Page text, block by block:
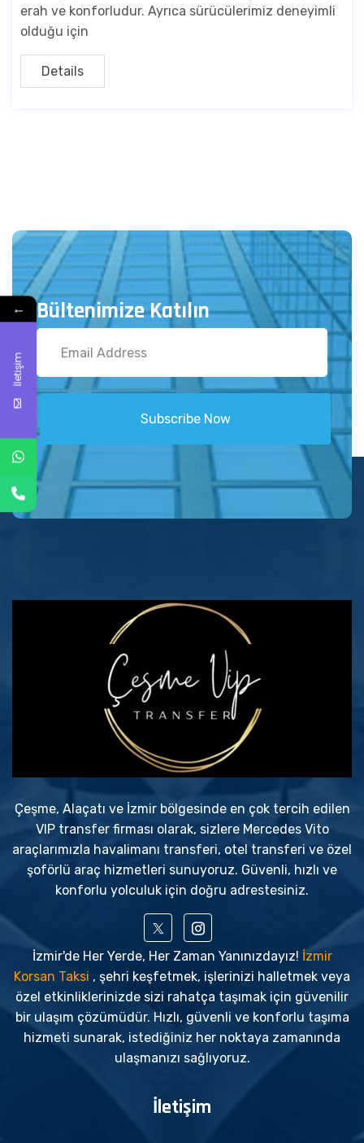
erah ve konforludur. Ayrıca sürücülerimiz deneyimli
olduğu için
Details
Bültenimize Katılın
Subscribe Now
Çeşme, Alaçatı ve İzmir bölgesinde en çok tercih edilen
VIP transfer firması olarak, sizlere Mercedes Vito
araçlarımızla havalimanı transferi, otel transferi ve özel
şoförlü araç hizmetleri sunuyoruz. Güvenli, hızlı ve
konforlu yolculuk için doğru adrestesiniz.
İzmir'de Her Yerde, Her Zaman Yanınızdayız! İzmir
Korsan Taksi , şehri keşfetmek, işlerinizi halletmek veya
özel etkinliklerinizde sizi rahatça taşımak için güvenilir
bir ulaşım çözümüdür. Hızlı, güvenli ve konforlu taşıma
hizmeti sunarak, istediğiniz her noktaya zamanında
ulaşmanızı sağlıyoruz.
İletişim
←
İletişim